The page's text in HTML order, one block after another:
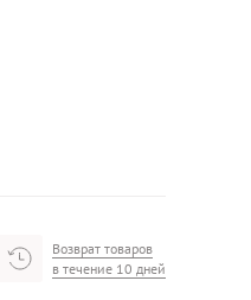
Возврат товаров
в течение 10 дней